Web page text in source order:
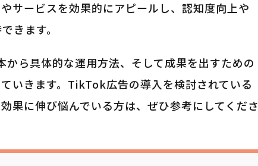
サービスを効果的にアピールし、認知度向上や
きます。
ら具体的な運用方法、そして成果を出すための
いきます。TikTok広告の導入を検討されている
果に伸び悩んでいる方は、ぜひ参考にしてくださ